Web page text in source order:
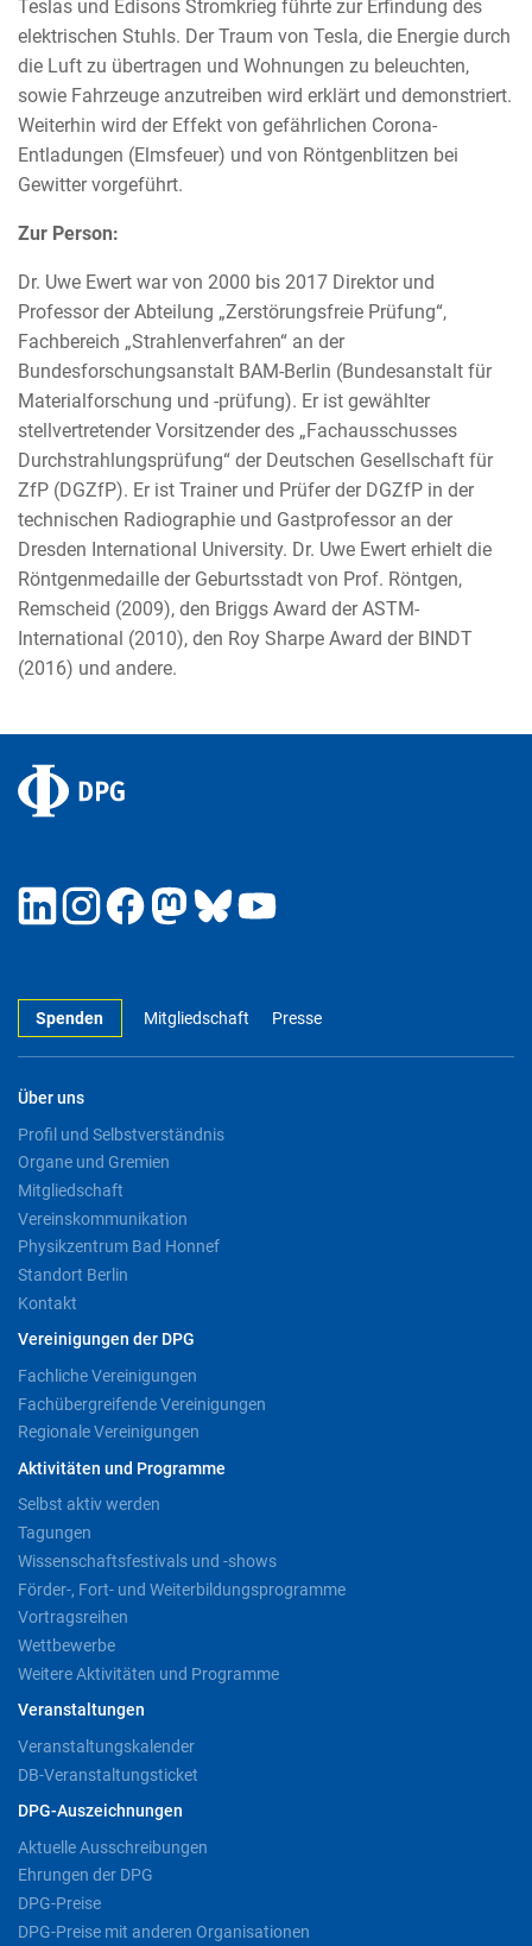
Teslas und Edisons Stromkrieg führte zur Erfindung des
elektrischen Stuhls. Der Traum von Tesla, die Energie durch
die Luft zu übertragen und Wohnungen zu beleuchten,
sowie Fahrzeuge anzutreiben wird erklärt und demonstriert.
Weiterhin wird der Effekt von gefährlichen Corona-
Entladungen (Elmsfeuer) und von Röntgenblitzen bei
Gewitter vorgeführt.
Zur Person:
Dr. Uwe Ewert war von 2000 bis 2017 Direktor und
Professor der Abteilung „Zerstörungsfreie Prüfung“,
Fachbereich „Strahlenverfahren“ an der
Bundesforschungsanstalt BAM-Berlin (Bundesanstalt für
Materialforschung und -prüfung). Er ist gewählter
stellvertretender Vorsitzender des „Fachausschusses
Durchstrahlungsprüfung“ der Deutschen Gesellschaft für
ZfP (DGZfP). Er ist Trainer und Prüfer der DGZfP in der
technischen Radiographie und Gastprofessor an der
Dresden International University. Dr. Uwe Ewert erhielt die
Röntgenmedaille der Geburtsstadt von Prof. Röntgen,
Remscheid (2009), den Briggs Award der ASTM-
International (2010), den Roy Sharpe Award der BINDT
(2016) und andere.
Spenden Mitgliedschaft Presse
Über uns
Profil und Selbstverständnis
Organe und Gremien
Mitgliedschaft
Vereinskommunikation
Physikzentrum Bad Honnef
Standort Berlin
Kontakt
Vereinigungen der DPG
Fachliche Vereinigungen
Fachübergreifende Vereinigungen
Regionale Vereinigungen
Aktivitäten und Programme
Selbst aktiv werden
Tagungen
Wissenschaftsfestivals und -shows
Förder-, Fort- und Weiterbildungsprogramme
Vortragsreihen
Wettbewerbe
Weitere Aktivitäten und Programme
Veranstaltungen
Veranstaltungskalender
DB-Veranstaltungsticket
DPG-Auszeichnungen
Aktuelle Ausschreibungen
Ehrungen der DPG
DPG-Preise
DPG-Preise mit anderen Organisationen